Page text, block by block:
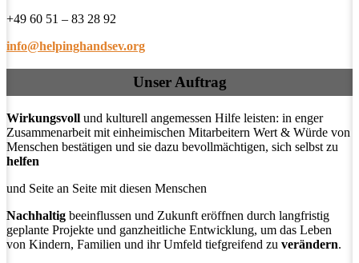
+49 60 51 – 83 28 92
info@helpinghandsev.org
Unser Auftrag
Wirkungsvoll und kulturell angemessen Hilfe leisten: in enger
Zusammenarbeit mit einheimischen Mitarbeitern Wert & Würde von
Menschen bestätigen und sie dazu bevollmächtigen, sich selbst zu
helfen
und Seite an Seite mit diesen Menschen
Nachhaltig beeinflussen und Zukunft eröffnen durch langfristig
geplante Projekte und ganzheitliche Entwicklung, um das Leben
von Kindern, Familien und ihr Umfeld tiefgreifend zu verändern.